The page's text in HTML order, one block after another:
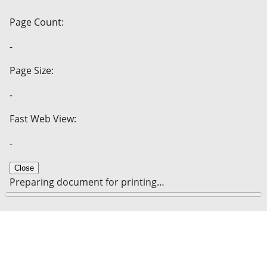
Page Count:
-
Page Size:
-
Fast Web View:
-
Close
Preparing document for printing…